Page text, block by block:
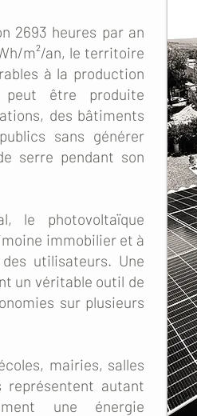
2693 heures par an
m²/an, le territoire
à la production
peut être produite
des bâtiments
sans générer
serre pendant son
le photovoltaïque
immobilier et à
utilisateurs. Une
un véritable outil de
sur plusieurs
mairies, salles
représentent autant
une énergie